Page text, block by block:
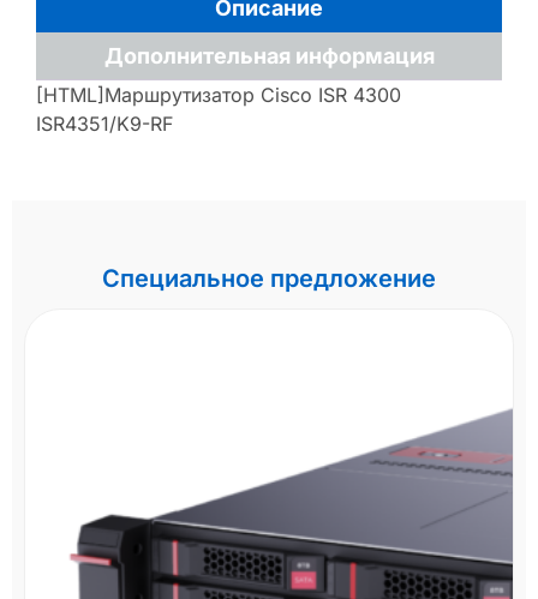
Описание
Дополнительная информация
[HTML]Маршрутизатор Cisco ISR 4300
ISR4351/K9-RF
Специальное предложение